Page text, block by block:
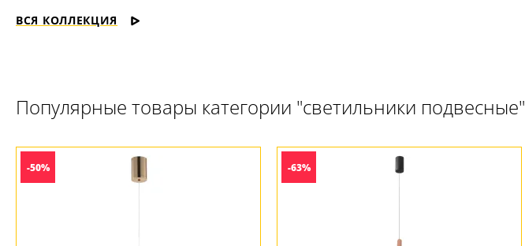
ВСЯ КОЛЛЕКЦИЯ
Популярные товары категории "светильники подвесные"
-50% -63%